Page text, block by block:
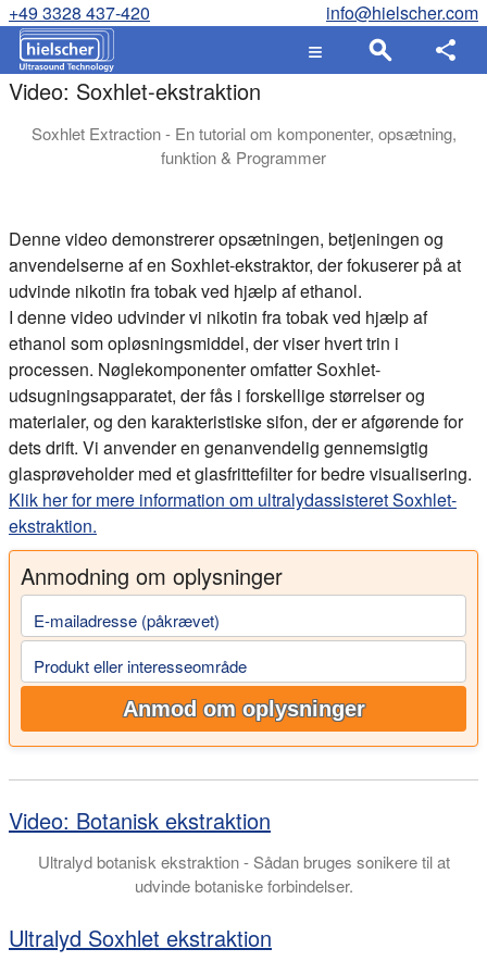
+49 3328 437-420 info@hielscher.com
Video: Soxhlet-ekstraktion
Soxhlet Extraction - En tutorial om komponenter, opsætning,
funktion & Programmer
Denne video demonstrerer opsætningen, betjeningen og
anvendelserne af en Soxhlet-ekstraktor, der fokuserer på at
udvinde nikotin fra tobak ved hjælp af ethanol.
I denne video udvinder vi nikotin fra tobak ved hjælp af
ethanol som opløsningsmiddel, der viser hvert trin i
processen. Nøglekomponenter omfatter Soxhlet-
udsugningsapparatet, der fås i forskellige størrelser og
materialer, og den karakteristiske sifon, der er afgørende for
dets drift. Vi anvender en genanvendelig gennemsigtig
glasprøveholder med et glasfrittefilter for bedre visualisering.
Klik her for mere information om ultralydassisteret Soxhlet-
ekstraktion.
Anmodning om oplysninger
E-mailadresse (påkrævet)
Produkt eller interesseområde
Anmod om oplysninger
Video: Botanisk ekstraktion
Ultralyd botanisk ekstraktion - Sådan bruges sonikere til at
udvinde botaniske forbindelser.
Ultralyd Soxhlet ekstraktion